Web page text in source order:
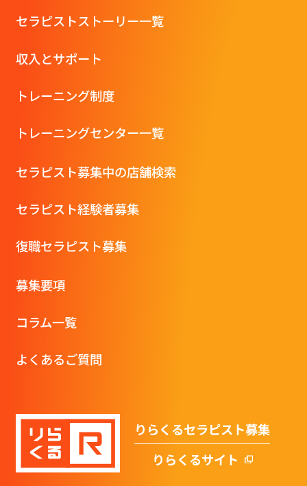
セラピストストーリー一覧
収⼊とサポート
トレーニング制度
トレーニングセンター一覧
セラピスト募集中の店舗検索
セラピスト経験者募集
復職セラピスト募集
募集要項
コラム一覧
よくあるご質問
りらくるセラピスト募集
りらくるサイト